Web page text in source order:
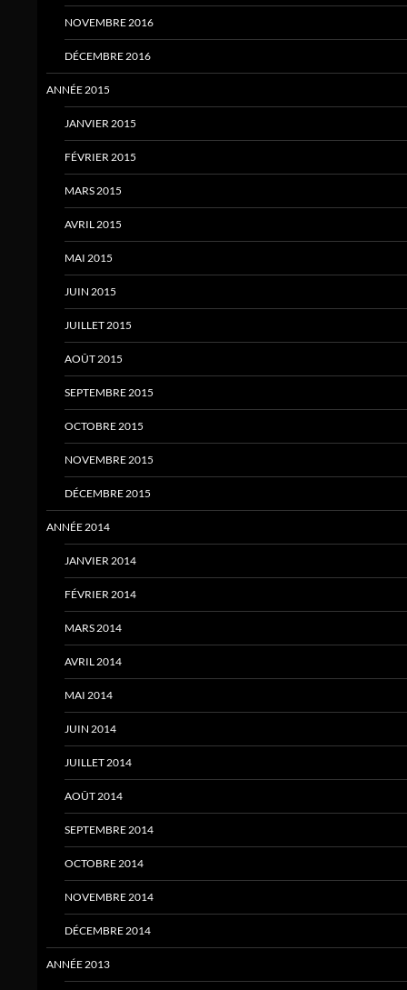
NOVEMBRE 2016
DÉCEMBRE 2016
ANNÉE 2015
JANVIER 2015
FÉVRIER 2015
MARS 2015
AVRIL 2015
MAI 2015
JUIN 2015
JUILLET 2015
AOÛT 2015
SEPTEMBRE 2015
OCTOBRE 2015
NOVEMBRE 2015
DÉCEMBRE 2015
ANNÉE 2014
JANVIER 2014
FÉVRIER 2014
MARS 2014
AVRIL 2014
MAI 2014
JUIN 2014
JUILLET 2014
AOÛT 2014
SEPTEMBRE 2014
OCTOBRE 2014
NOVEMBRE 2014
DÉCEMBRE 2014
ANNÉE 2013